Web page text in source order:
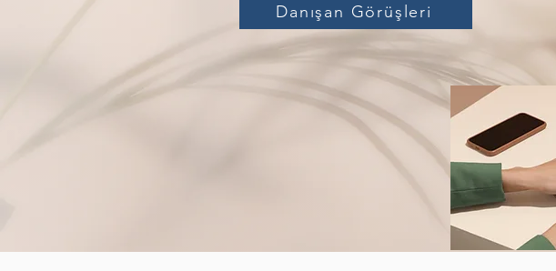
Danışan Görüşleri